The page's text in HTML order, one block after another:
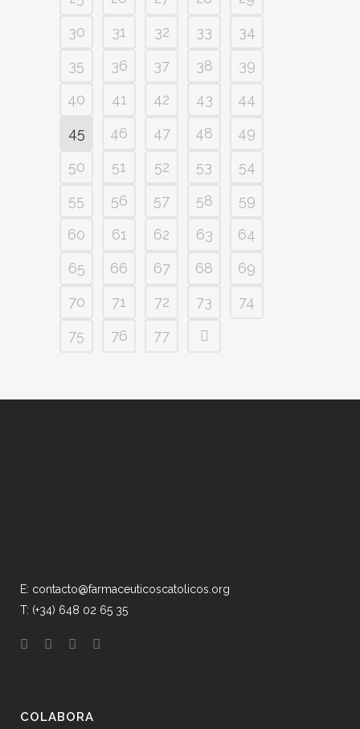
30
31 32 33
34
35
36 37 38
39
40
41 42 43
44
45
46 47 48
49
50
51 52 53
54
55
56 57 58
59
60
61 62 63
64
65
66 67 68
69
70
71 72 73
74
75
76 77
E: contacto@farmaceuticoscatolicos.org
T: (+34) 648 02 65 35
COLABORA